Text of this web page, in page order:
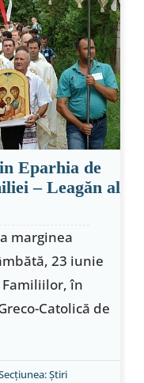
Eparhia de
– Leagăn al
marginea
23 iunie
în
Catolică de
Ştiri